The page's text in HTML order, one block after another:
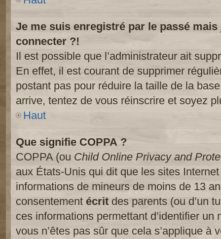
Je me suis enregistré par le passé
connecter ?!
Il est possible que l’administrateur ait
En effet, il est courant de supprimer
postant pas pour réduire la taille de la
arrive, tentez de vous réinscrire et soyez
Haut
Que signifie COPPA ?
COPPA (ou Child Online Privacy and
aux États-Unis qui dit que les sites
informations de mineurs de moins de 13
consentement écrit des parents (ou d’un
ces informations permettant d’identifier
vous n’êtes pas sûr que cela s’applique à